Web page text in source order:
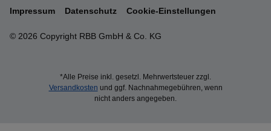
© 2026 Copyright RBB GmbH & Co. KG
Impressum Datenschutz Cookie-Einstellungen
*Alle Preise inkl. gesetzl. Mehrwertsteuer zzgl.
Versandkosten und ggf. Nachnahmegebühren, wenn
nicht anders angegeben.